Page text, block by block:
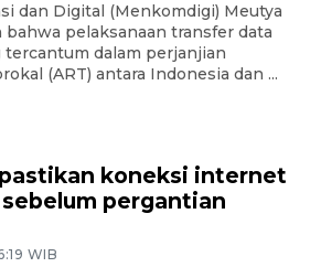
dan Digital (Menkomdigi) Meutya
bahwa pelaksanaan transfer data
tercantum dalam perjanjian
(ART) antara Indonesia dan ...
koneksi internet
pergantian
WIB